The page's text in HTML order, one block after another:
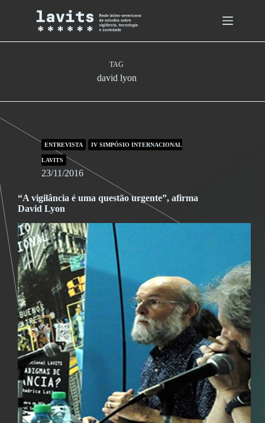
TAG
david lyon
ENTREVISTA IV SIMPÓSIO INTERNACIONAL
LAVITS
23/11/2016
“A vigilância é uma questão urgente”, afirma
David Lyon